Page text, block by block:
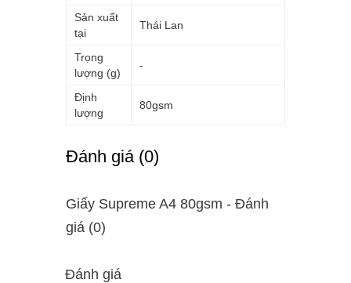
Sản xuất
tại
Thái Lan
Trọng
lượng (g)
-
Định
lượng
80gsm
Ðánh giá (0)
Giấy Supreme A4 80gsm - Ðánh
giá (0)
Đánh giá